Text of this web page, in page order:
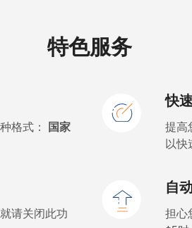
7 分
⁦6.9¢⁩ 72
特色服务
格式： 国家
快
提高
以快
请关闭此功
自
担心